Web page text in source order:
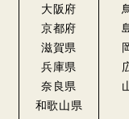
大阪府
京都府
滋賀県
兵庫県
奈良県
和歌山県